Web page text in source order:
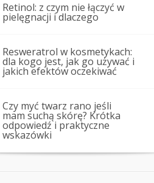
Retinol: z czym nie łączyć w
pielęgnacji i dlaczego
Resweratrol w kosmetykach:
dla kogo jest, jak go używać i
jakich efektów oczekiwać
Czy myć twarz rano jeśli
mam suchą skórę? Krótka
odpowiedź i praktyczne
wskazówki